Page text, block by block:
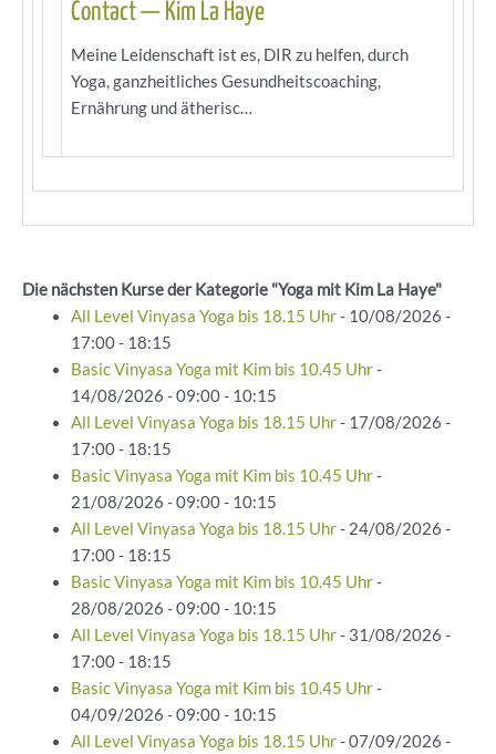
Contact — Kim La Haye
Meine Leidenschaft ist es, DIR zu helfen, durch
Yoga, ganzheitliches Gesundheitscoaching,
Ernährung und ätherisc…
Die nächsten Kurse der Kategorie "Yoga mit Kim La Haye"
All Level Vinyasa Yoga bis 18.15 Uhr- 10/08/2026 -
17:00 - 18:15
Basic Vinyasa Yoga mit Kim bis 10.45 Uhr-
14/08/2026 - 09:00 - 10:15
All Level Vinyasa Yoga bis 18.15 Uhr- 17/08/2026 -
17:00 - 18:15
Basic Vinyasa Yoga mit Kim bis 10.45 Uhr-
21/08/2026 - 09:00 - 10:15
All Level Vinyasa Yoga bis 18.15 Uhr- 24/08/2026 -
17:00 - 18:15
Basic Vinyasa Yoga mit Kim bis 10.45 Uhr-
28/08/2026 - 09:00 - 10:15
All Level Vinyasa Yoga bis 18.15 Uhr- 31/08/2026 -
17:00 - 18:15
Basic Vinyasa Yoga mit Kim bis 10.45 Uhr-
04/09/2026 - 09:00 - 10:15
All Level Vinyasa Yoga bis 18.15 Uhr- 07/09/2026 -